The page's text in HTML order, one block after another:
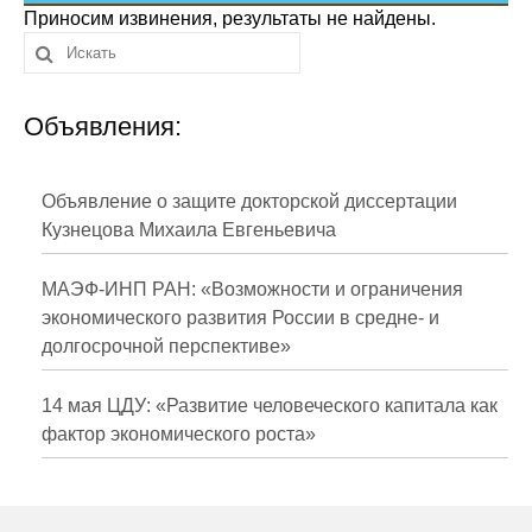
Сотрудники
Отчетность
Противодействие коррупции
Публикации
Научная жизнь
Издания
Проблемы прогнозирования
О журнале
Приносим извинения, результаты не найдены.
Объявления:
Объявление о защите докторской диссертации
Кузнецова Михаила Евгеньевича
МАЭФ-ИНП РАН: «Возможности и ограничения
экономического развития России в средне- и
долгосрочной перспективе»
14 мая ЦДУ: «Развитие человеческого капитала как
фактор экономического роста»